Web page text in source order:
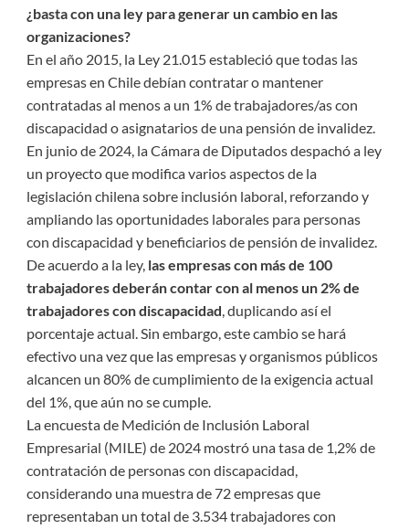
¿basta con una ley para generar un cambio en las
organizaciones?
En el año 2015, la Ley 21.015 estableció que todas las
empresas en Chile debían contratar o mantener
contratadas al menos a un 1% de trabajadores/as con
discapacidad o asignatarios de una pensión de invalidez.
En junio de 2024, la Cámara de Diputados despachó a ley
un proyecto que modifica varios aspectos de la
legislación chilena sobre inclusión laboral, reforzando y
ampliando las oportunidades laborales para personas
con discapacidad y beneficiarios de pensión de invalidez.
De acuerdo a la ley, las empresas con más de 100
trabajadores deberán contar con al menos un 2% de
trabajadores con discapacidad, duplicando así el
porcentaje actual. Sin embargo, este cambio se hará
efectivo una vez que las empresas y organismos públicos
alcancen un 80% de cumplimiento de la exigencia actual
del 1%, que aún no se cumple.
La encuesta de Medición de Inclusión Laboral
Empresarial (MILE) de 2024 mostró una tasa de 1,2% de
contratación de personas con discapacidad,
considerando una muestra de 72 empresas que
representaban un total de 3.534 trabajadores con